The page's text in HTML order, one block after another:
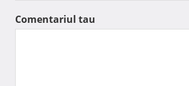
Comentariul tau